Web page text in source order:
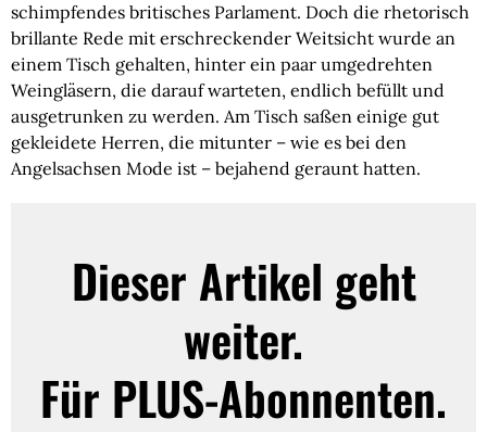
schimpfendes britisches Parlament. Doch die rhetorisch
brillante Rede mit erschreckender Weitsicht wurde an
einem Tisch gehalten, hinter ein paar umgedrehten
Weingläsern, die darauf warteten, endlich befüllt und
ausgetrunken zu werden. Am Tisch saßen einige gut
gekleidete Herren, die mitunter – wie es bei den
Angelsachsen Mode ist – bejahend geraunt hatten.
Dieser Artikel geht
weiter.
Für PLUS-Abonnenten.